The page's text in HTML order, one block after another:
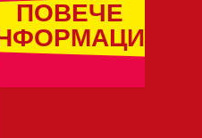
ПОВЕЧЕ